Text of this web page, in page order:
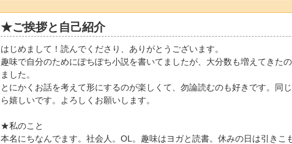
★ご挨拶と自己紹介
はじめまして！読んでくださり、ありがとうございます。
趣味で自分のためにぽちぽち小説を書いてましたが、大分数も増えてきた
ました。
とにかくお話を考えて形にするのが楽しくて、勿論読むのも好きです。同
ら嬉しいです。よろしくお願いします。
★私のこと
本名にちなんでます。社会人。OL。趣味はヨガと読書。休みの日は引きこ